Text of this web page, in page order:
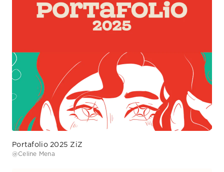
Portafolio 2025 ZiZ
@Celine Mena